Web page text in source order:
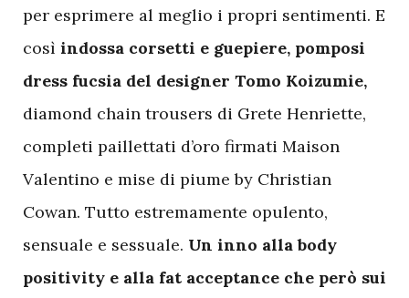
per esprimere al meglio i propri sentimenti. E
così indossa corsetti e guepiere, pomposi
dress fucsia del designer Tomo Koizumie,
diamond chain trousers di Grete Henriette,
completi paillettati d’oro firmati Maison
Valentino e mise di piume by Christian
Cowan. Tutto estremamente opulento,
sensuale e sessuale. Un inno alla body
positivity e alla fat acceptance che però sui